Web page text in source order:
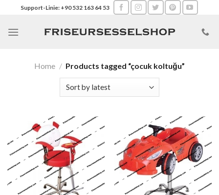
content
Support-Linie: +90 532 163 64 53
Home / Products tagged “çocuk koltuğu”